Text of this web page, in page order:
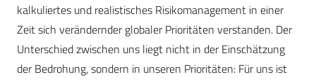
kalkuliertes und realistisches Risikomanagement in einer
Zeit sich verändernder globaler Prioritäten verstanden. Der
Unterschied zwischen uns liegt nicht in der Einschätzung
der Bedrohung, sondern in unseren Prioritäten: Für uns ist